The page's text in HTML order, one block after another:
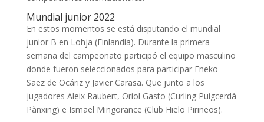
Mundial junior 2022
En estos momentos se está disputando el mundial
junior B en Lohja (Finlandia). Durante la primera
semana del campeonato participó el equipo masculino
donde fueron seleccionados para participar Eneko
Saez de Ocáriz y Javier Carasa. Que junto a los
jugadores Aleix Raubert, Oriol Gasto (Curling Puigcerdà
Pànxing) e Ismael Mingorance (Club Hielo Pirineos).